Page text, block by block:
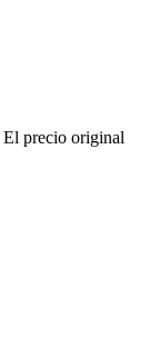
El precio original